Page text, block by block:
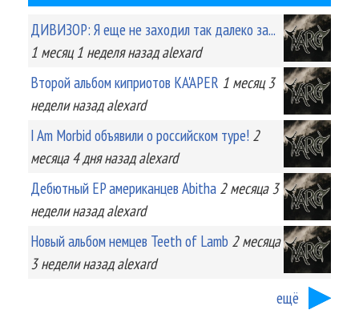
ДИВИЗОР: Я еще не заходил так далеко за...
1 месяц 1 неделяназад alexard
Второй альбом киприотов KA'APER 1 месяц 3
неделиназад alexard
I Am Morbid объявили о российском туре! 2
месяца 4 дняназад alexard
Дебютный EP американцев Abitha 2 месяца 3
неделиназад alexard
Новый альбом немцев Teeth of Lamb 2 месяца
3 неделиназад alexard
ещё